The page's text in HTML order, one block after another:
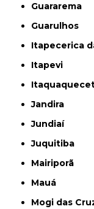
Guararema
Guarulhos
Itapecerica
Itapevi
Jandira
Jundiaí
Juquitiba
Mairiporã
Mauá
Mogi das